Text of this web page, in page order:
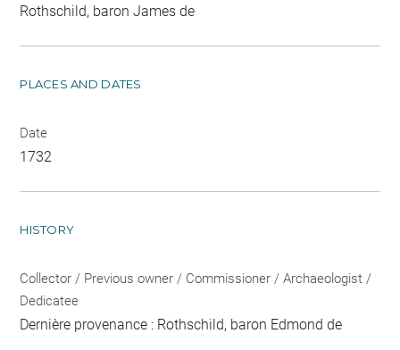
Rothschild, baron James de
PLACES AND DATES
Date
1732
HISTORY
Collector / Previous owner / Commissioner / Archaeologist /
Dedicatee
Dernière provenance : Rothschild, baron Edmond de